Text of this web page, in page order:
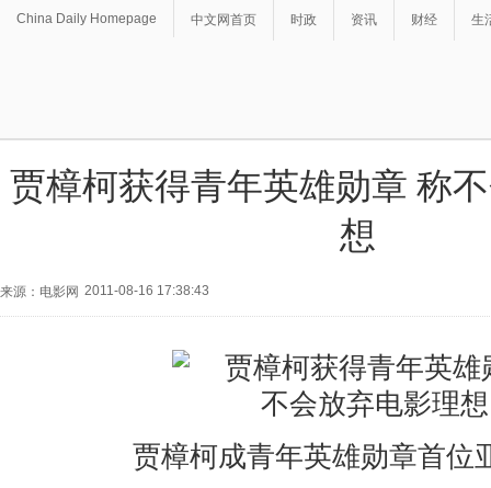
China Daily Homepage 中文网首页 时政 资讯 财经 生
贾樟柯获得青年英雄勋章 称
想
来源：电影网 2011-08-16 17:38:43
贾樟柯成青年英雄勋章首位